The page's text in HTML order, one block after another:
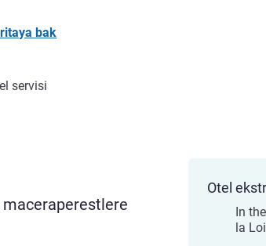
bak
servisi
maceraperestlere
Otel
In
la